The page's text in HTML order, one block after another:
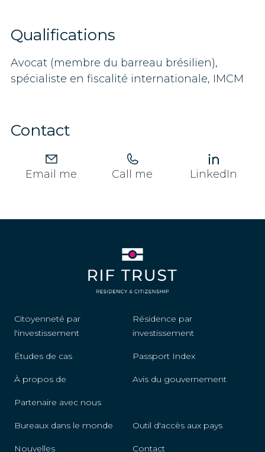
Qualifications
Avocat (membre du barreau brésilien),
spécialiste en fiscalité internationale, IMCM
Contact
Email me Call me LinkedIn
Citoyenneté par
l'investissement
Résidence par
investissement
Études de cas Passport Index
À propos de Avis du gouvernement
Partenaire avec nous
Bureaux dans le monde Outil d'accès aux pays
Nouvelles Contact